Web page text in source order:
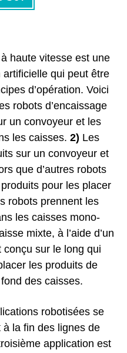
à haute vitesse est une
qui peut être
d’opération. Voici
robots d’encaissage
un convoyeur et les
les caisses. 2) Les
sur un convoyeur et
que d’autres robots
pour les placer
robots prennent les
les caisses mono-
mixte, à l’aide d’un
sur le long qui
les produits de
des caisses.
robotisées se
la fin des lignes de
application est